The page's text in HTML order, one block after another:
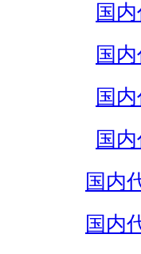
国
国
国
国
国内
国内